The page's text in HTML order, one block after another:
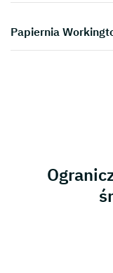
Papiernia